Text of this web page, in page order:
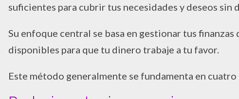
suficientes para cubrir tus necesidades y deseos
Su enfoque central se basa en gestionar tus
disponibles para que tu dinero trabaje a tu favor.
Este método generalmente se fundamenta en